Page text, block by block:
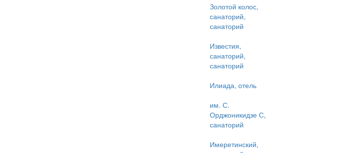
Золотой колос,
санаторий,
санаторий
Известия,
санаторий,
санаторий
Илиада, отель
им. С.
Орджоникидзе С,
санаторий
Имеретинский,